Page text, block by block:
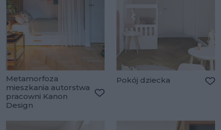
Metamorfoza
mieszkania autorstwa
pracowni Kanon
Design
Pokój dziecka